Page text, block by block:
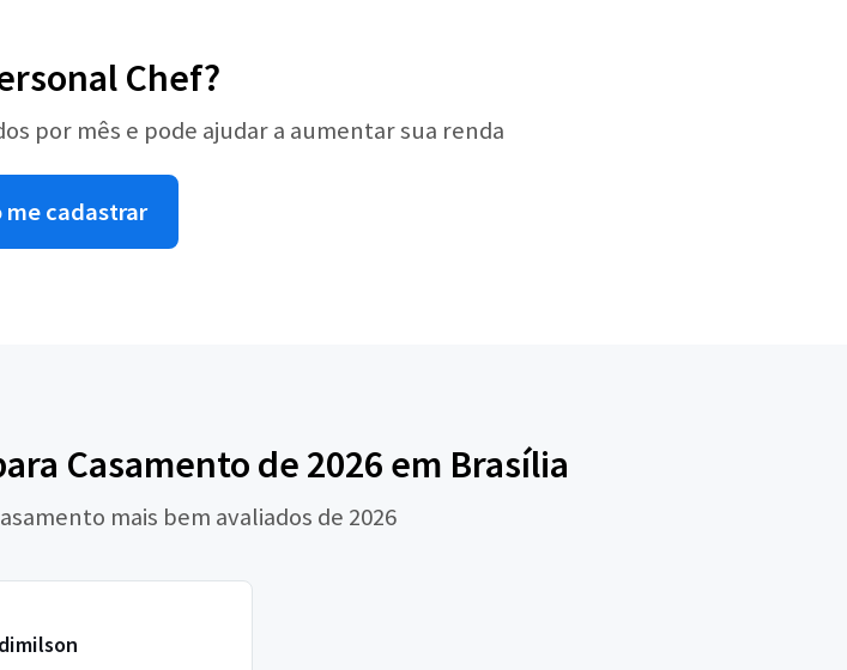
Chef?
por mês e pode ajudar a aumentar sua renda
me cadastrar
Casamento de 2026 em Brasília
mais bem avaliados de 2026